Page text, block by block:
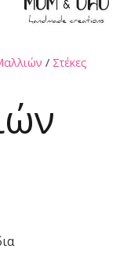
/ Στέκες